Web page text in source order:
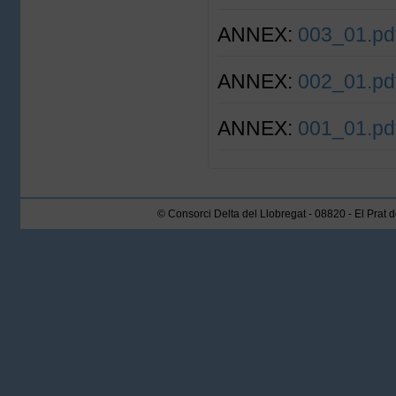
ANNEX:
ANNEX:
ANNEX:
© Consorci Delta del Llobregat - 08820 - El Prat